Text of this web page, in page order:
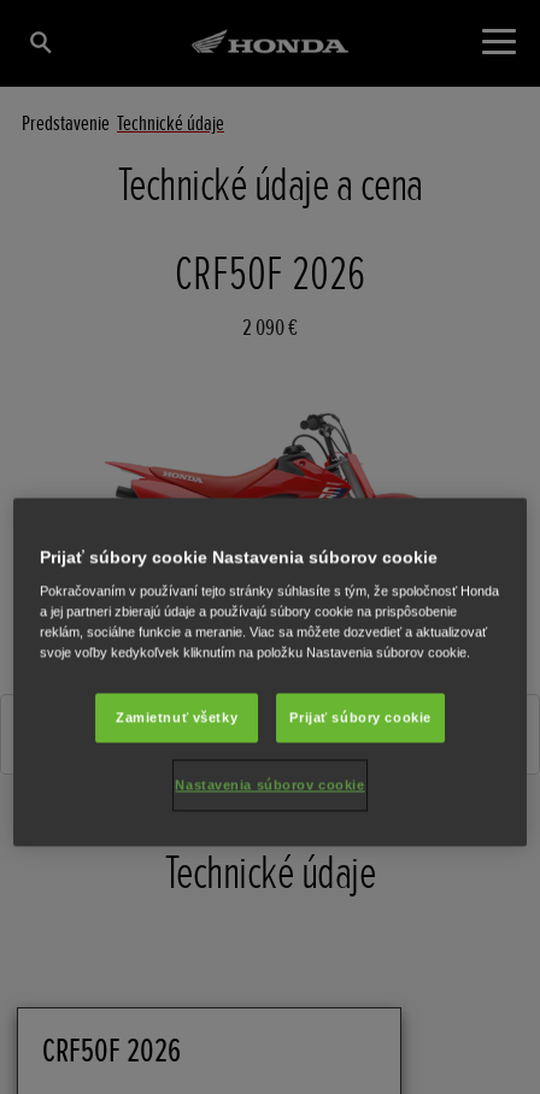
Predstavenie Technické údaje
Technické údaje a cena
CRF50F 2026
2 090 €
Technické údaje
CRF50F 2026
Prijať súbory cookie Nastavenia súborov cookie
Pokračovaním v používaní tejto stránky súhlasíte s tým, že spoločnosť Honda
a jej partneri zbierajú údaje a používajú súbory cookie na prispôsobenie
reklám, sociálne funkcie a meranie. Viac sa môžete dozvedieť a aktualizovať
svoje voľby kedykoľvek kliknutím na položku Nastavenia súborov cookie.
Zamietnuť všetky Prijať súbory cookie
Nastavenia súborov cookie